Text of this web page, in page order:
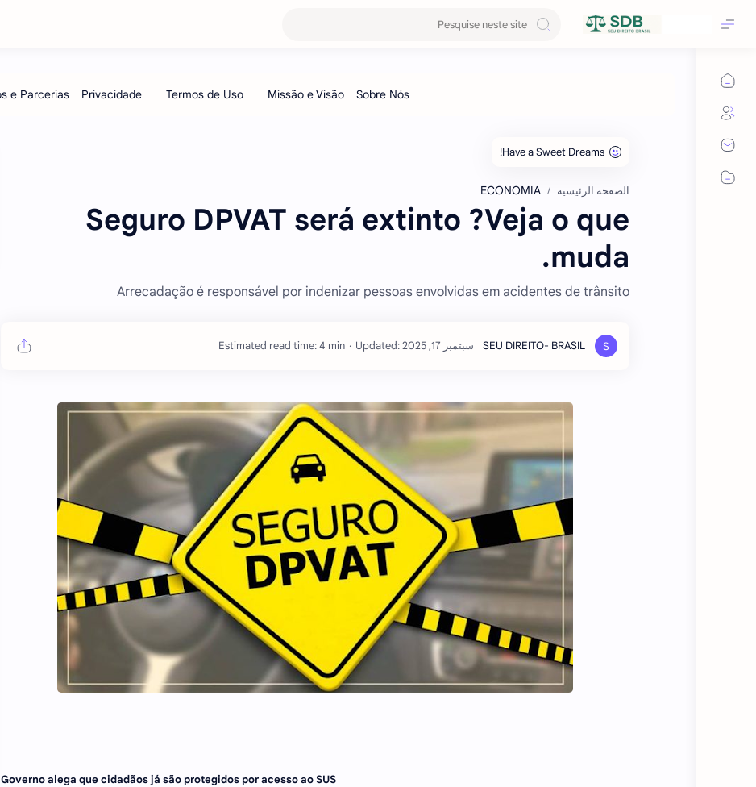
الصفحة الرئيسية ECONOMIA
Seguro DPVAT será extinto ?Veja o que
muda.
Arrecadação é responsável por indenizar pessoas envolvidas em acidentes de trânsito
Estimated read time: 4 min
Governo alega que cidadãos já são protegidos por acesso ao SUS